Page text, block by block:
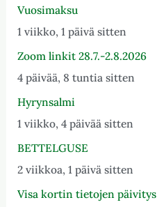
Vuosimaksu
1 viikko, 1 päivä sitten
Zoom linkit 28.7.-2.8.2026
4 päivää, 8 tuntia sitten
Hyrynsalmi
1 viikko, 4 päivää sitten
BETTELGUSE
2 viikkoa, 1 päivä sitten
Visa kortin tietojen päivitys